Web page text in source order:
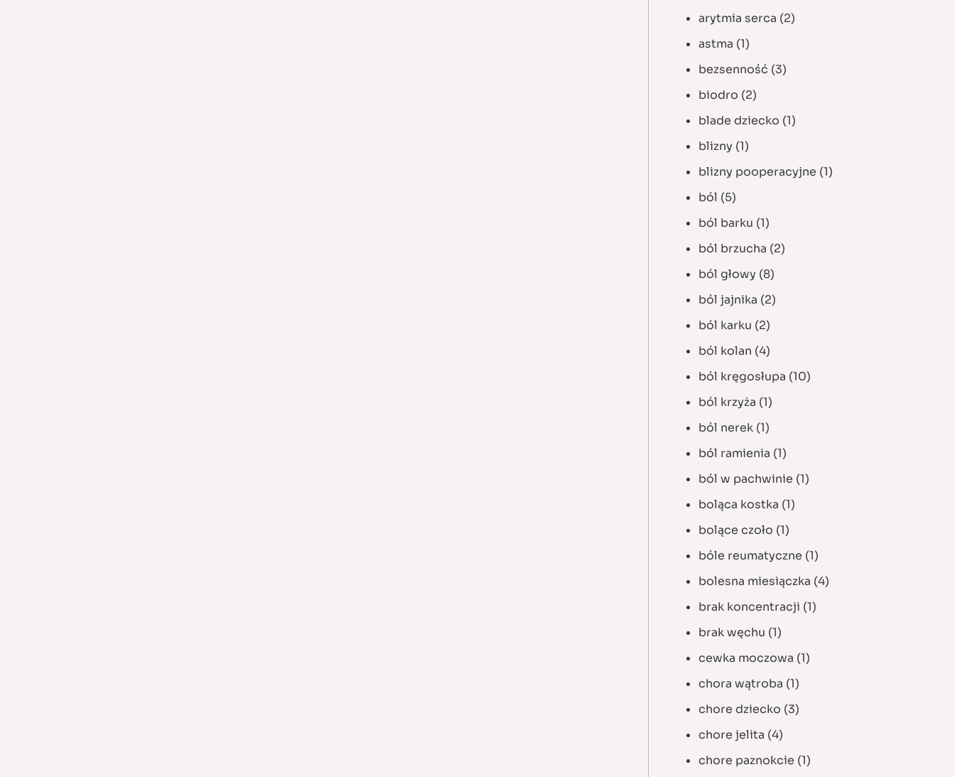
arytmia serca (2)
astma (1)
bezsenność (3)
biodro (2)
blade dziecko (1)
blizny (1)
blizny pooperacyjne (1)
ból (5)
ból barku (1)
ból brzucha (2)
ból głowy (8)
ból jajnika (2)
ból karku (2)
ból kolan (4)
ból kręgosłupa (10)
ból krzyża (1)
ból nerek (1)
ból ramienia (1)
ból w pachwinie (1)
boląca kostka (1)
bolące czoło (1)
bóle reumatyczne (1)
bolesna miesiączka (4)
brak koncentracji (1)
brak węchu (1)
cewka moczowa (1)
chora wątroba (1)
chore dziecko (3)
chore jelita (4)
chore paznokcie (1)